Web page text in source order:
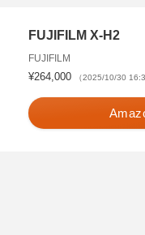
FUJIFILM X-H2
FUJIFILM
¥264,000 （2025/10/30